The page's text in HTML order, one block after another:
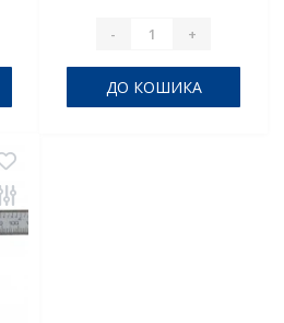
- +
ДО КОШИКА